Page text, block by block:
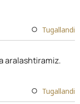
Tugallandi
aralashtiramiz.
Tugallandi